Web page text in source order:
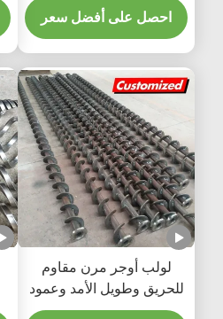
المسامير الحلزوني للأنظمة
الناقلة الصناعية
احصل على أفضل سعر
لولب أوجر مرن مقاوم
للحريق وطويل الأمد وعمود
ناقل لولبي لمصانع التصنيع